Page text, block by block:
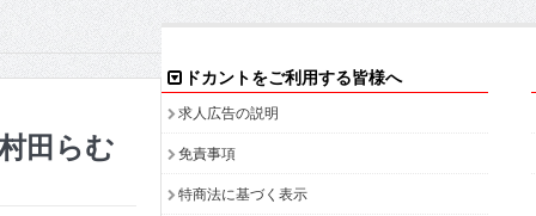
田らむ
ドカントをご利用する皆様へ
求人広告の説明
免責事項
特商法に基づく表示